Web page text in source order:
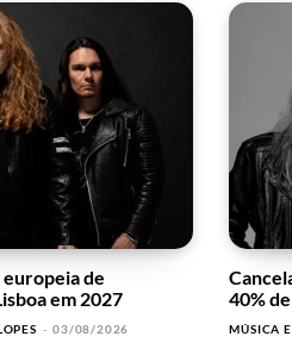
de
em 2027
- 03/08/2026
40%
MÚSICA